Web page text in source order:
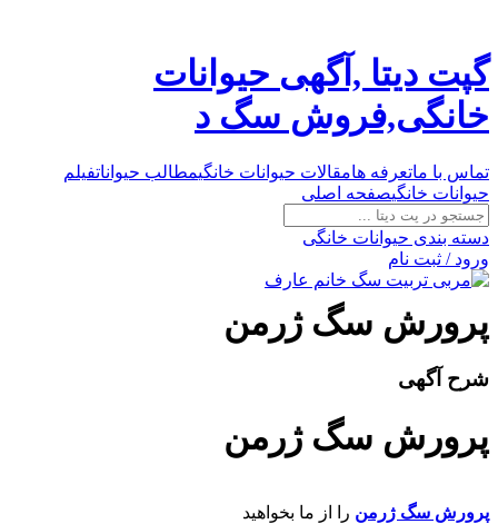
گپت دیتا ,آگهی حیوانات
خانگی,فروش سگ د
تماس با ماتعرفه هامقالات حیوانات خانگیمطالب حیواناتفیلم
حیوانات خانگیصفحه اصلی
دسته بندی حیوانات خانگی
ورود / ثبت نام
پرورش سگ ژرمن
شرح آگهی
پرورش سگ ژرمن
پرورش سگ ژرمن را از ما بخواهيد